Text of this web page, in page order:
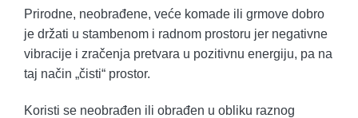
Prirodne, neobrađene, veće komade ili grmove dobro
je držati u stambenom i radnom prostoru jer negativne
vibracije i zračenja pretvara u pozitivnu energiju, pa na
taj način „čisti“ prostor.
Koristi se neobrađen ili obrađen u obliku raznog